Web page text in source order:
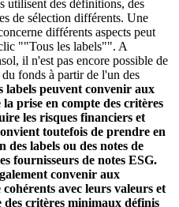
utilisent des définitions, des
de sélection différents. Une
différents aspects peut
""Tous les labels"". A
il n'est pas encore possible de
fonds à partir de l'un des
peuvent convenir aux
prise en compte des critères
les risques financiers et
toutefois de prendre en
labels ou des notes de
fournisseurs de notes ESG.
convenir aux
avec leurs valeurs et
des critères minimaux définis